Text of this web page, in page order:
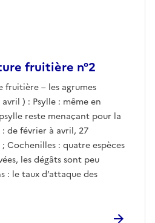
fruitière n°2
fruitière – les agrumes
) : Psylle : même en
reste menaçant pour la
de février à avril, 27
Cochenilles : quatre espèces
les dégâts sont peu
: le taux d’attaque des